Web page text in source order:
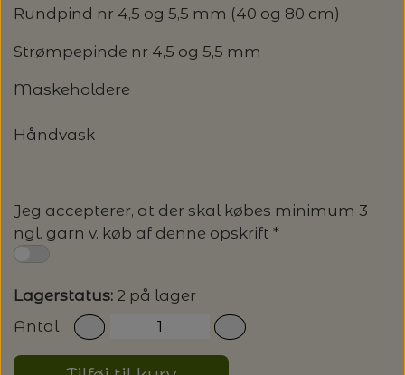
20%
TRYKLÅSE
Rundpind nr 4,5 og 5,5 mm (40 og 80 cm)
Strømpepinde nr 4,5 og 5,5 mm
Maskeholdere
Håndvask
Jeg accepterer, at der skal købes minimum 3
ngl. garn v. køb af denne opskrift *
Lagerstatus: 2 på lager
Antal